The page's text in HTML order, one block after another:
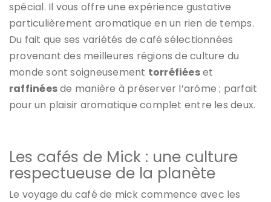
spécial. Il vous offre une expérience gustative
particulièrement aromatique en un rien de temps.
Du fait que ses variétés de café sélectionnées
provenant des meilleures régions de culture du
monde sont soigneusement torréfiéeset
raffinéesde manière à préserver l’arôme ; parfait
pour un plaisir aromatique complet entre les deux.
Les cafés de Mick : une culture
respectueuse de la planète
Le voyage du café de mick commence avec les